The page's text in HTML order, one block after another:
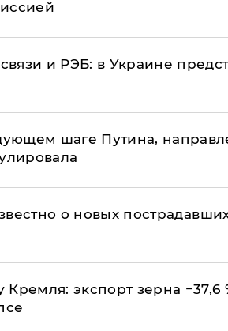
и РЭБ: в Украине
шаге Путина,
о новых
экспорт зерна −37,6